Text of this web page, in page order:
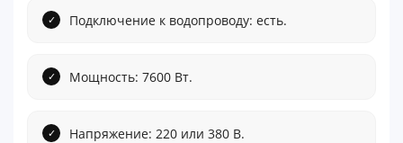
Подключение к водопроводу: есть.
Мощность: 7600 Вт.
Напряжение: 220 или 380 В.